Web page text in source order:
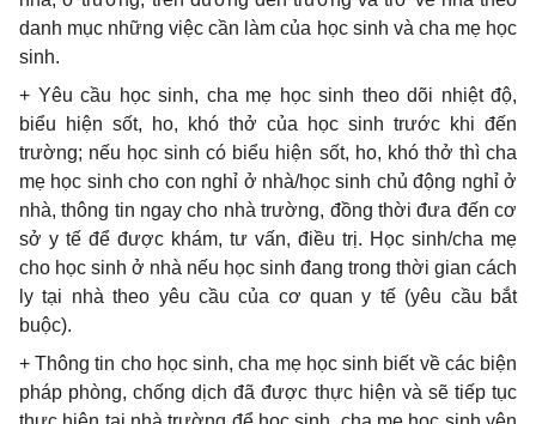
danh mục những việc cần làm của học sinh và cha mẹ học
sinh.
+ Yêu cầu học sinh, cha mẹ học sinh theo dõi nhiệt độ,
biểu hiện sốt, ho, khó thở của học sinh trước khi đến
trường; nếu học sinh có biểu hiện sốt, ho, khó thở thì cha
mẹ học sinh cho con nghỉ ở nhà/học sinh chủ động nghỉ ở
nhà, thông tin ngay cho nhà trường, đồng thời đưa đến cơ
sở y tế để được khám, tư vấn, điều trị. Học sinh/cha mẹ
cho học sinh ở nhà nếu học sinh đang trong thời gian cách
ly tại nhà theo yêu cầu của cơ quan y tế (yêu cầu bắt
buộc).
+ Thông tin cho học sinh, cha mẹ học sinh biết về các biện
pháp phòng, chống dịch đã được thực hiện và sẽ tiếp tục